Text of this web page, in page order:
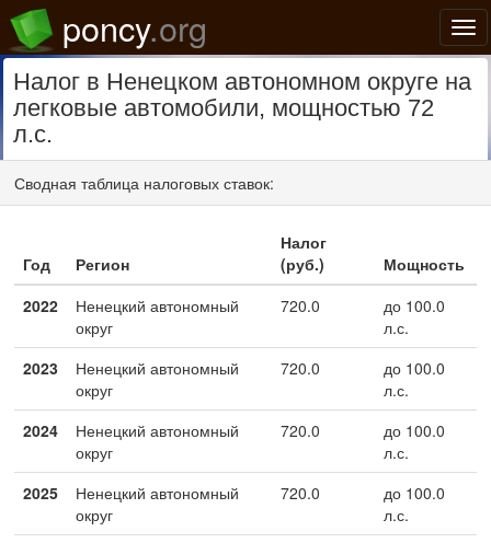
poncy.org
Налог в Ненецком автономном округе на
легковые автомобили, мощностью 72
л.с.
Сводная таблица налоговых ставок:
Год Регион
Налог
(руб.)
Мощность
2022
Ненецкий автономный
округ
720.0
до 100.0
л.с.
2023
Ненецкий автономный
округ
720.0
до 100.0
л.с.
2024
Ненецкий автономный
округ
720.0
до 100.0
л.с.
2025
Ненецкий автономный
округ
720.0
до 100.0
л.с.